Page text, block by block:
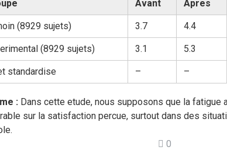
Avant Apres
(8929 sujets) 3.7 4.4
(8929 sujets) 3.1 5.3
standardise – –
: Dans cette etude, nous supposons que la fatigue
sur la satisfaction percue, surtout dans des
0